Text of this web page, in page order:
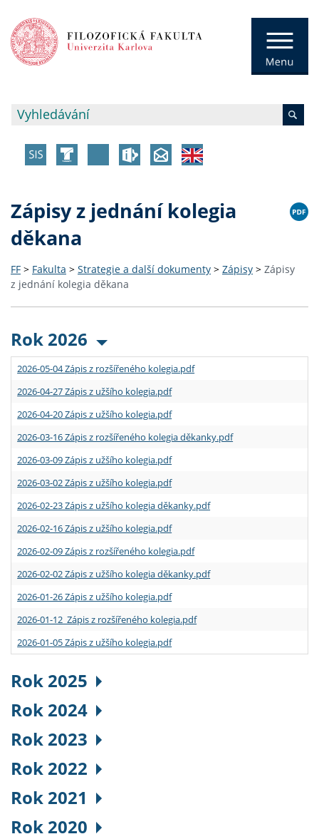
Zápisy z jednání kolegia
děkana
FF > Fakulta > Strategie a další dokumenty > Zápisy > Zápisy
z jednání kolegia děkana
Rok 2026
2026-05-04 Zápis z rozšířeného kolegia.pdf
2026-04-27 Zápis z užšího kolegia.pdf
2026-04-20 Zápis z užšího kolegia.pdf
2026-03-16 Zápis z rozšířeného kolegia děkanky.pdf
2026-03-09 Zápis z užšího kolegia.pdf
2026-03-02 Zápis z užšího kolegia.pdf
2026-02-23 Zápis z užšího kolegia děkanky.pdf
2026-02-16 Zápis z užšího kolegia.pdf
2026-02-09 Zápis z rozšířeného kolegia.pdf
2026-02-02 Zápis z užšího kolegia děkanky.pdf
2026-01-26 Zápis z užšího kolegia.pdf
2026-01-12 Zápis z rozšířeného kolegia.pdf
2026-01-05 Zápis z užšího kolegia.pdf
Rok 2025
Rok 2024
Rok 2023
Rok 2022
Rok 2021
Rok 2020